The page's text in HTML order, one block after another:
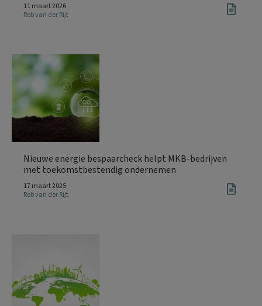
11 maart 2026
Rob van der Rijt
Nieuwe energie bespaarcheck helpt MKB-bedrijven
met toekomstbestendig ondernemen
17 maart 2025
Rob van der Rijt